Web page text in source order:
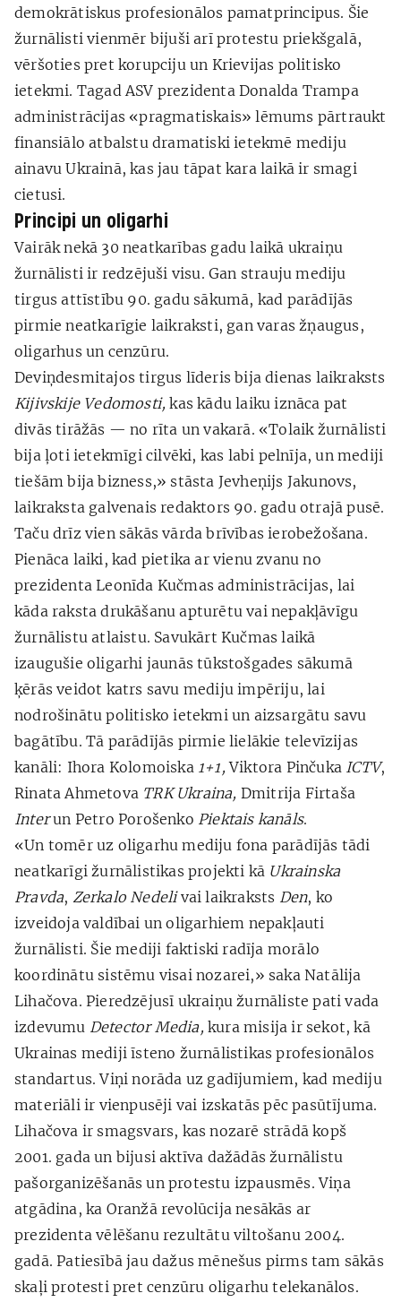
demokrātiskus profesionālos pamatprincipus. Šie
žurnālisti vienmēr bijuši arī protestu priekšgalā,
vēršoties pret korupciju un Krievijas politisko
ietekmi. Tagad ASV prezidenta Donalda Trampa
administrācijas «pragmatiskais» lēmums pārtraukt
finansiālo atbalstu dramatiski ietekmē mediju
ainavu Ukrainā, kas jau tāpat kara laikā ir smagi
cietusi.
Principi un oligarhi
Vairāk nekā 30 neatkarības gadu laikā ukraiņu
žurnālisti ir redzējuši visu. Gan strauju mediju
tirgus attīstību 90. gadu sākumā, kad parādījās
pirmie neatkarīgie laikraksti, gan varas žņaugus,
oligarhus un cenzūru.
Deviņdesmitajos tirgus līderis bija dienas laikraksts
Kijivskije Vedomosti, kas kādu laiku iznāca pat
divās tirāžās — no rīta un vakarā. «Tolaik žurnālisti
bija ļoti ietekmīgi cilvēki, kas labi pelnīja, un mediji
tiešām bija bizness,» stāsta Jevheņijs Jakunovs,
laikraksta galvenais redaktors 90. gadu otrajā pusē.
Taču drīz vien sākās vārda brīvības ierobežošana.
Pienāca laiki, kad pietika ar vienu zvanu no
prezidenta Leonīda Kučmas administrācijas, lai
kāda raksta drukāšanu apturētu vai nepakļāvīgu
žurnālistu atlaistu. Savukārt Kučmas laikā
izaugušie oligarhi jaunās tūkstošgades sākumā
ķērās veidot katrs savu mediju impēriju, lai
nodrošinātu politisko ietekmi un aizsargātu savu
bagātību. Tā parādījās pirmie lielākie televīzijas
kanāli: Ihora Kolomoiska 1+1, Viktora Pinčuka ICTV,
Rinata Ahmetova TRK Ukraina, Dmitrija Firtaša
Interun Petro Porošenko Piektais kanāls.
«Un tomēr uz oligarhu mediju fona parādījās tādi
neatkarīgi žurnālistikas projekti kā Ukrainska
Pravda, Zerkalo Nedelivai laikraksts Den, ko
izveidoja valdībai un oligarhiem nepakļauti
žurnālisti. Šie mediji faktiski radīja morālo
koordinātu sistēmu visai nozarei,» saka Natālija
Lihačova. Pieredzējusī ukraiņu žurnāliste pati vada
izdevumu Detector Media,kura misija ir sekot, kā
Ukrainas mediji īsteno žurnālistikas profesionālos
standartus. Viņi norāda uz gadījumiem, kad mediju
materiāli ir vienpusēji vai izskatās pēc pasūtījuma.
Lihačova ir smagsvars, kas nozarē strādā kopš
2001. gada un bijusi aktīva dažādās žurnālistu
pašorganizēšanās un protestu izpausmēs. Viņa
atgādina, ka Oranžā revolūcija nesākās ar
prezidenta vēlēšanu rezultātu viltošanu 2004.
gadā. Patiesībā jau dažus mēnešus pirms tam sākās
skaļi protesti pret cenzūru oligarhu telekanālos.